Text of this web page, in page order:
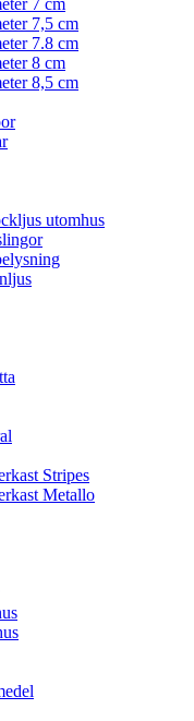
7,5 cm
7.8 cm
8 cm
8,5 cm
utomhus
Stripes
Metallo